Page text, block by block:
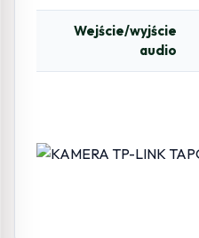
Wejście/wyjście
audio